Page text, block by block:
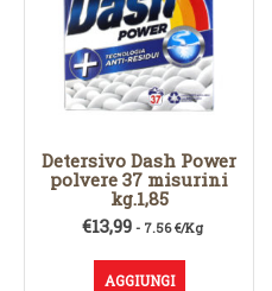
Detersivo Dash Power
polvere 37 misurini
kg.1,85
€13,99- 7.56 €/Kg
AGGIUNGI